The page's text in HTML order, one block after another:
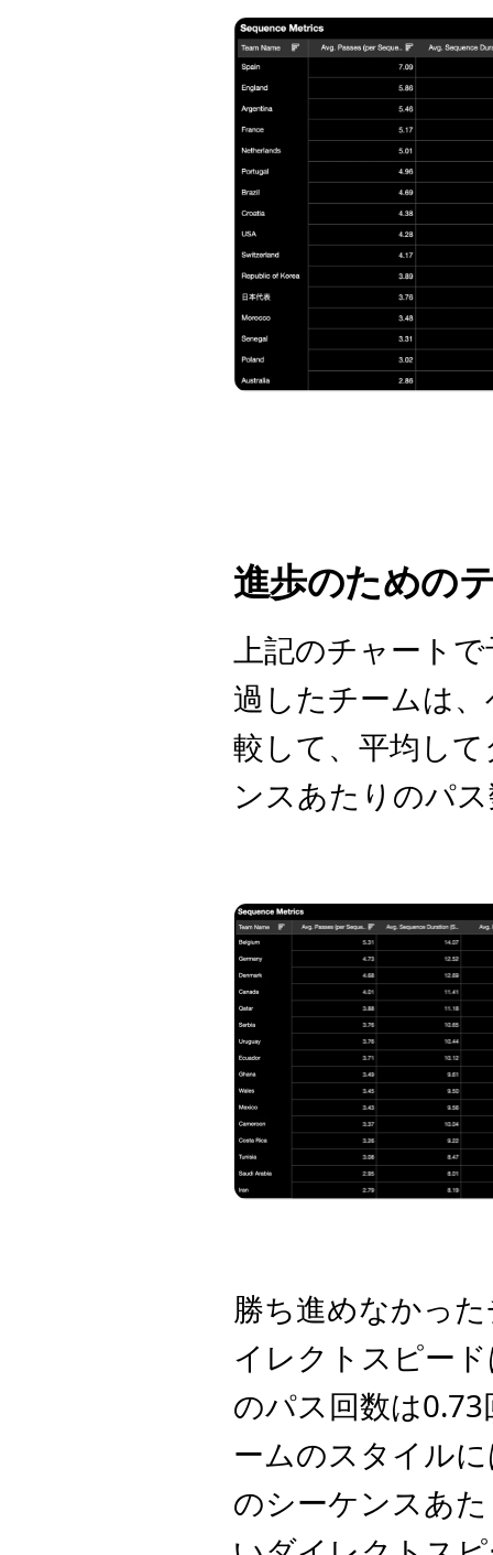
進歩のための
上記のチャート
過したチームは
較して、平均し
ンスあたりのパ
勝ち進めなかっ
イレクトスピー
のパス回数は
ームのスタイル
のシーケンスあ